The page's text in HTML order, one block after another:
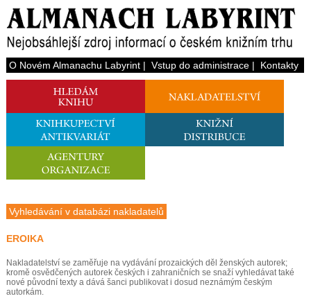
O Novém Almanachu Labyrint| Vstup do administrace| Kontakty
Vyhledávání v databázi nakladatelů
EROIKA
Nakladatelství se zaměřuje na vydávání prozaických děl ženských autorek;
kromě osvědčených autorek českých i zahraničních se snaží vyhledávat také
nové původní texty a dává šanci publikovat i dosud neznámým českým
autorkám.